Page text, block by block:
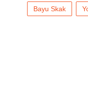
Bayu Skak